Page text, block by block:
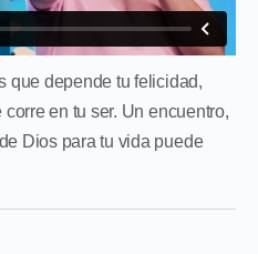
que depende tu felicidad,
en tu ser. Un encuentro,
Dios para tu vida puede